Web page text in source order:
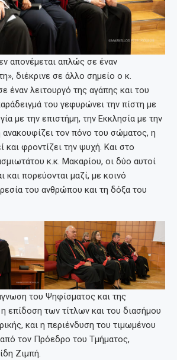
απονέμεται απλώς σε έναν
διέκρινε σε άλλο σημείο ο κ.
έναν λειτουργό της αγάπης και του
του γεφυρώνει την πίστη με
με την επιστήμη, την Εκκλησία με την
ανακουφίζει τον πόνο του σώματος, η
και φροντίζει την ψυχή. Και στο
κ.κ. Μακαρίου, οι δύο αυτοί
και πορεύονται μαζί, με κοινό
του ανθρώπου και τη δόξα του
του Ψηφίσματος και της
επίδοση των τίτλων και του διασήμου
και η περιένδυση του τιμωμένου
από τον Πρόεδρο του Τμήματος,
Ζιµπή.